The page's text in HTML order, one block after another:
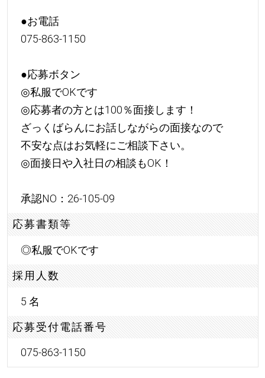
●お電話
075-863-1150
●応募ボタン
◎私服でOKです
◎応募者の方とは100％面接します！
ざっくばらんにお話しながらの面接なので
不安な点はお気軽にご相談下さい。
◎面接日や入社日の相談もOK！
承認NO：26-105-09
応募書類等
◎私服でOKです
採用人数
5 名
応募受付電話番号
075-863-1150